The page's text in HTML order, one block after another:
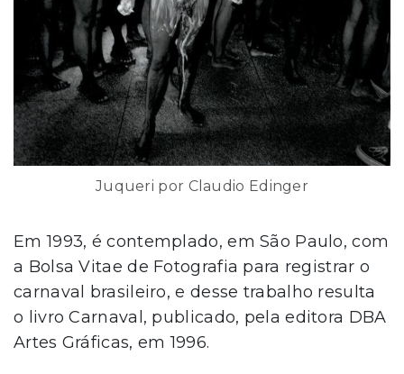
Juqueri por Claudio Edinger
Em 1993, é contemplado, em São Paulo, com
a Bolsa Vitae de Fotografia para registrar o
carnaval brasileiro, e desse trabalho resulta
o livro Carnaval, publicado, pela editora DBA
Artes Gráficas, em 1996.